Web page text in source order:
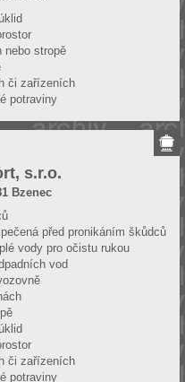
nebo stropě
či zařízeních
potraviny
s.r.o.
Bzenec
před pronikáním škůdců
vody pro očistu rukou
vod
či zařízeních
potraviny